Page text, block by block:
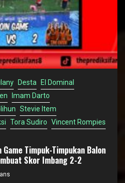
Desta
El Dominal
Imam Darto
Stevie Item
Tora Sudiro Vincent Rompies
Timpuk-Timpukan Balon
Skor Imbang 2-2